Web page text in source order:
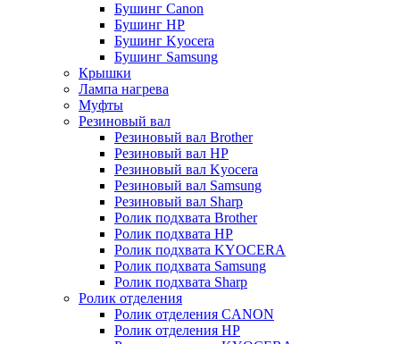
Бушинг Canon
Бушинг HP
Бушинг Kyocera
Бушинг Samsung
Крышки
Лампа нагрева
Муфты
Резиновый вал
Резиновый вал Brother
Резиновый вал HP
Резиновый вал Kyocera
Резиновый вал Samsung
Резиновый вал Sharp
Ролик подхвата Brother
Ролик подхвата HP
Ролик подхвата KYOCERA
Ролик подхвата Samsung
Ролик подхвата Sharp
Ролик отделения
Ролик отделения CANON
Ролик отделения HP